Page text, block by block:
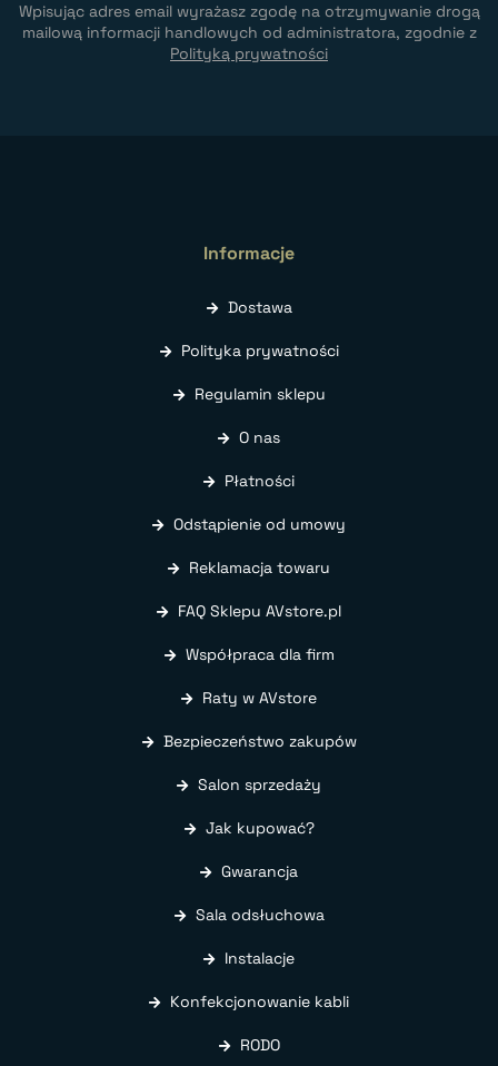
Wpisując adres email wyrażasz zgodę na otrzymywanie drogą
mailową informacji handlowych od administratora, zgodnie z
Polityką prywatności
Informacje
Dostawa
Polityka prywatności
Regulamin sklepu
O nas
Płatności
Odstąpienie od umowy
Reklamacja towaru
FAQ Sklepu AVstore.pl
Współpraca dla firm
Raty w AVstore
Bezpieczeństwo zakupów
Salon sprzedaży
Jak kupować?
Gwarancja
Sala odsłuchowa
Instalacje
Konfekcjonowanie kabli
RODO